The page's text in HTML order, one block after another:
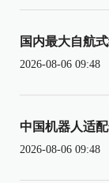
国内最大自航
2026-08-06 09:48
中国机器人适
2026-08-06 09:48